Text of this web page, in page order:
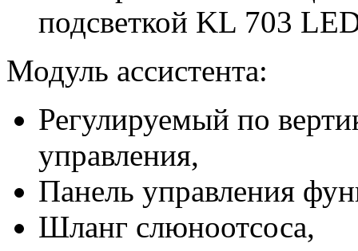
подсветкой KL 703
Модуль ассистента:
Регулируемый по
управления,
Панель управления
Шланг слюноотсоса,